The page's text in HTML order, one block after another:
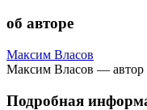
об авторе
Максим Власов
Максим Власов — автор
Подробная